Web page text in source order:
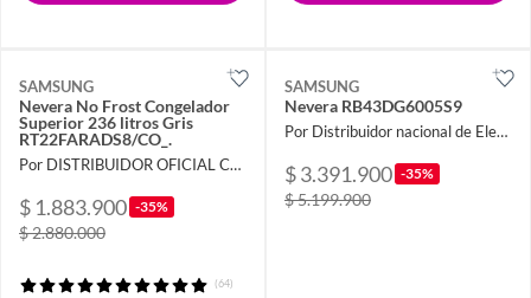
SAMSUNG
Nevera No Frost Congelador
Superior 236 litros Gris
RT22FARADS8/CO_.
Por DISTRIBUIDOR OFICIAL COLOMBIA
$ 1.883.900 -35%
$ 2.880.000
(64)
SAMSUNG
Nevera RB43DG6005S9
Por Distribuidor nacional de Electrodomésticos
$ 3.391.900 -35%
$ 5.199.900